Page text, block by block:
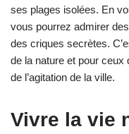
ses plages isolées. En
vous pourrez admirer
des criques secrètes.
de la nature et pour ceux
de l’agitation de la ville.
Vivre la vie